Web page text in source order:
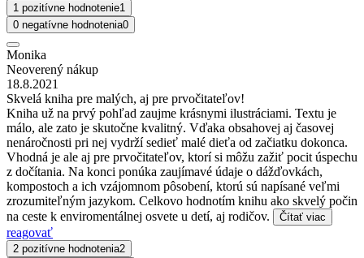
1 pozitívne hodnotenie1
0 negatívne hodnotenia0
Monika
Neoverený nákup
18.8.2021
Skvelá kniha pre malých, aj pre prvočitateľov!
Kniha už na prvý pohľad zaujme krásnymi ilustráciami. Textu je
málo, ale zato je skutočne kvalitný. Vďaka obsahovej aj časovej
nenáročnosti pri nej vydrží sedieť malé dieťa od začiatku dokonca.
Vhodná je ale aj pre prvočitateľov, ktorí si môžu zažiť pocit úspechu
z dočítania. Na konci ponúka zaujímavé údaje o dážďovkách,
kompostoch a ich vzájomnom pôsobení, ktorú sú napísané veľmi
zrozumiteľným jazykom. Celkovo hodnotím knihu ako skvelý počin
na ceste k enviromentálnej osvete u detí, aj rodičov.
Čítať viac
reagovať
2 pozitívne hodnotenia2